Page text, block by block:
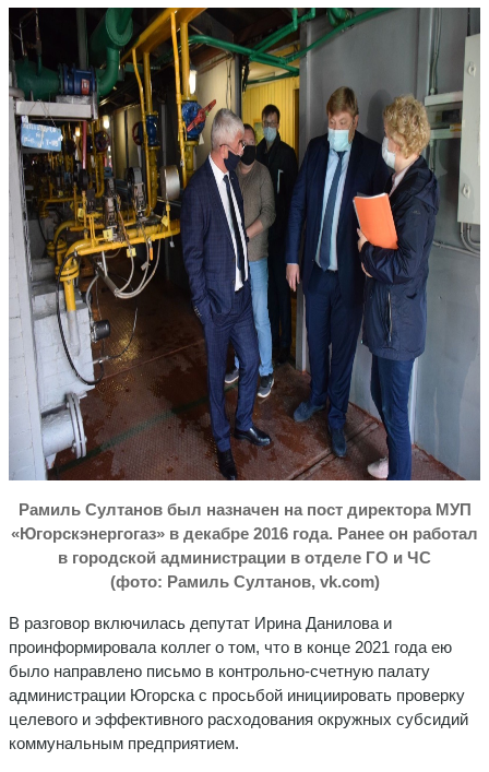
Рамиль Султанов был назначен на пост директора МУП
«Югорскэнергогаз» в декабре 2016 года. Ранее он работал
в городской администрации в отделе ГО и ЧС
(фото: Рамиль Султанов, vk.com)
В разговор включилась депутат Ирина Данилова и
проинформировала коллег о том, что в конце 2021 года ею
было направлено письмо в контрольно-счетную палату
администрации Югорска с просьбой инициировать проверку
целевого и эффективного расходования окружных субсидий
коммунальным предприятием.